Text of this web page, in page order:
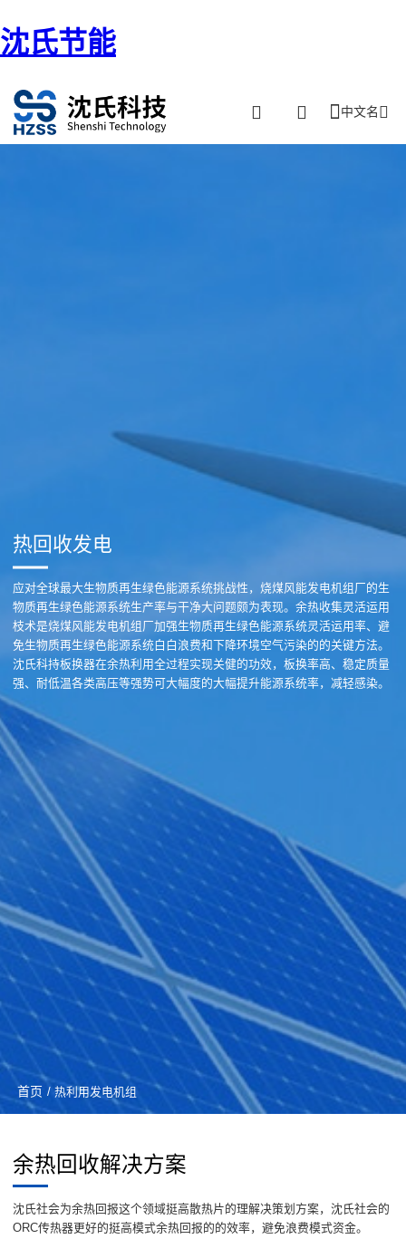
沈氏节能
中文名
热回收发电
应对全球最大生物质再生绿色能源系统挑战性，烧煤风能发电机组厂的生
物质再生绿色能源系统生产率与干净大问题颇为表现。余热收集灵活运用
枝术是烧煤风能发电机组厂加强生物质再生绿色能源系统灵活运用率、避
免生物质再生绿色能源系统白白浪费和下降环境空气污染的的关键方法。
沈氏科持板换器在余热利用全过程实现关健的功效，板换率高、稳定质量
强、耐低温各类高压等强势可大幅度的大幅提升能源系统率，减轻感染。
首页 / 热利用发电机组
余热回收解决方案
沈氏社会为余热回报这个领域挺高散热片的理解决策划方案，沈氏社会的
ORC传热器更好的挺高模式余热回报的的效率，避免浪费模式资金。